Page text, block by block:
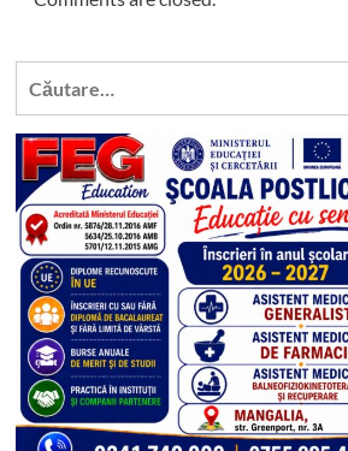
Caută